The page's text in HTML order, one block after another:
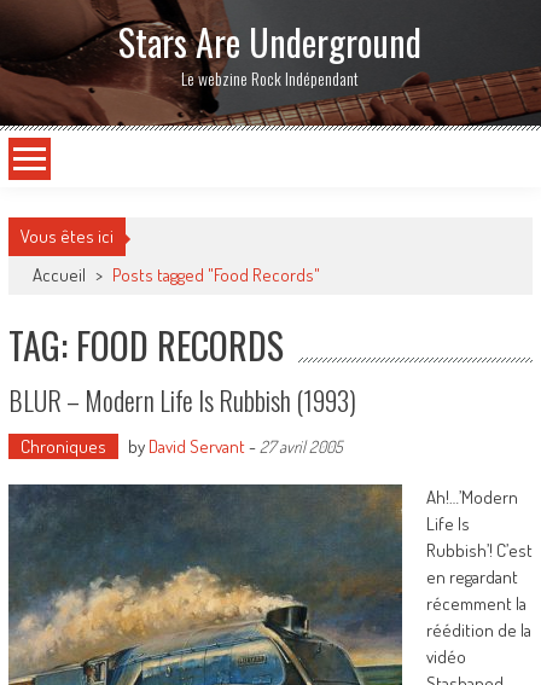
Stars Are Underground
Le webzine Rock Indépendant
Vous êtes ici
Accueil > Posts tagged "Food Records"
TAG: FOOD RECORDS
BLUR – Modern Life Is Rubbish (1993)
Chroniques by David Servant- 27 avril 2005
Ah!…’Modern
Life Is
Rubbish’! C’est
en regardant
récemment la
réédition de la
vidéo